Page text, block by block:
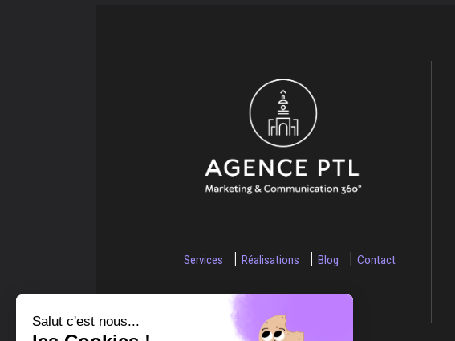
Services Réalisations Blog Contact
Salut c'est nous...